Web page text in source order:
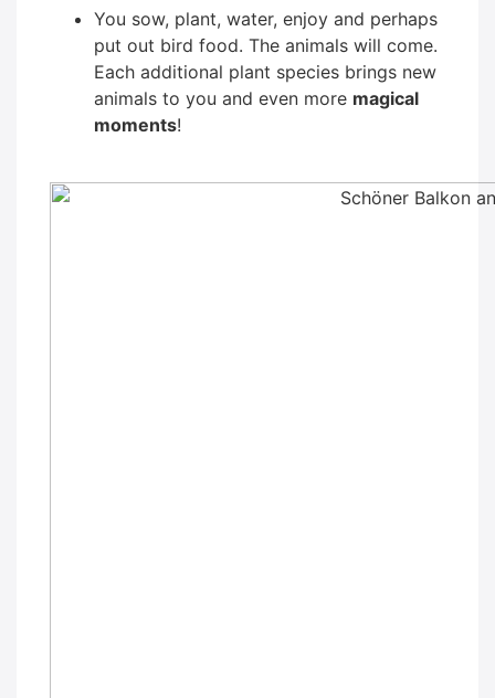
You sow, plant, water, enjoy and per­haps
put out bird food. The ani­mals will come.
Each addi­tio­nal plant spe­ci­es brings new
ani­mals to you and even more magi­cal
moments!